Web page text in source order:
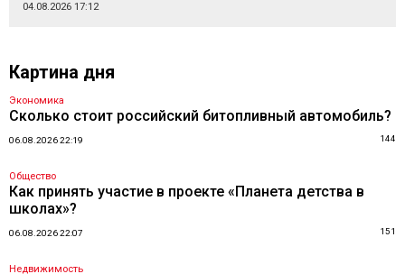
04.08.2026 17:12
Картина дня
Экономика
Сколько стоит российский битопливный автомобиль?
06.08.2026 22:19 144
Общество
Как принять участие в проекте «Планета детства в
школах»?
06.08.2026 22:07 151
Недвижимость